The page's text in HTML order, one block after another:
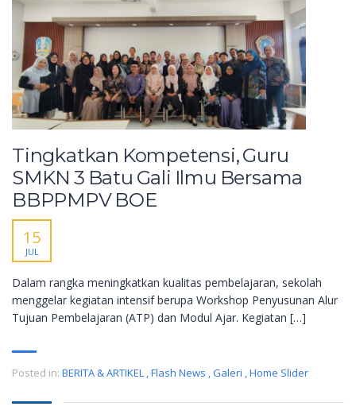
Tingkatkan Kompetensi, Guru
SMKN 3 Batu Gali Ilmu Bersama
BBPPMPV BOE
15
JUL
Dalam rangka meningkatkan kualitas pembelajaran, sekolah
menggelar kegiatan intensif berupa Workshop Penyusunan Alur
Tujuan Pembelajaran (ATP) dan Modul Ajar. Kegiatan […]
Posted in: BERITA & ARTIKEL ,Flash News ,Galeri ,Home Slider